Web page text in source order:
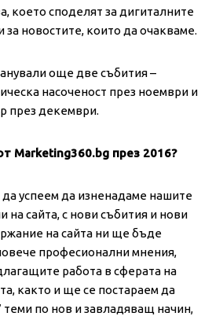
което споделят за дигиталните
новостите, които да очакваме.
още две събития –
насоченост през ноември и
през декември.
Marketing360.bg през 2016?
да успеем да изненадаме нашите
на сайта, с нови събития и нови
на сайта ни ще бъде
професионални мнения,
работа в сферата на
както и ще се постараем да
теми по нов и завладяващ начин,